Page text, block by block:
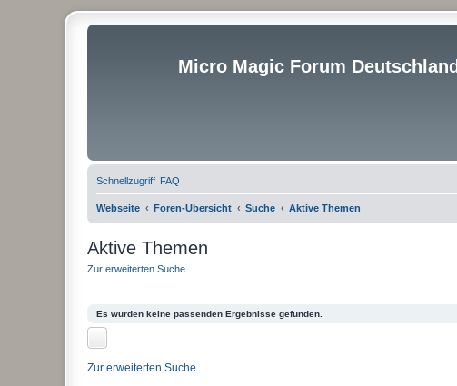
Micro Magic Forum Deutschland
Schnellzugriff FAQ
Webseite Foren-Übersicht Suche Aktive Themen
Aktive Themen
Zur erweiterten Suche
Es wurden keine passenden Ergebnisse gefunden.
Zur erweiterten Suche